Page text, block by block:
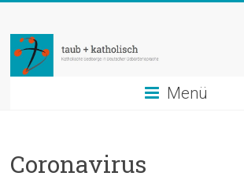
springen
taub
+
katholisch
in
Menü
Coronavirus